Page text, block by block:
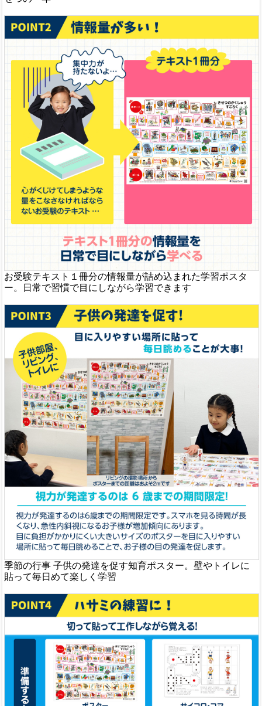
お受験テキスト１冊分の情報量が詰め込まれた学習ポスタ
ー。日常で習慣で目にしながら学習できます
季節の行事 子供の発達を促す知育ポスター。壁やトイレに
貼って毎日めて楽しく学習